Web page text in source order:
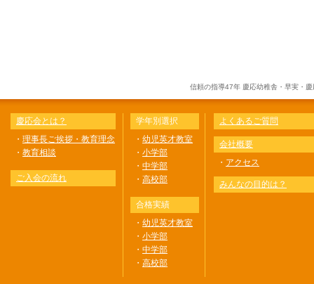
信頼の指導47年 慶応幼稚舎・早実・
慶応会とは？
・ 理事長ご挨拶・教育理念
・ 教育相談
ご入会の流れ
学年別選択
・ 幼児英才教室
・ 小学部
・ 中学部
・ 高校部
合格実績
・ 幼児英才教室
・ 小学部
・ 中学部
・ 高校部
よくあるご質問
会社概要
・ アクセス
みんなの目的は？